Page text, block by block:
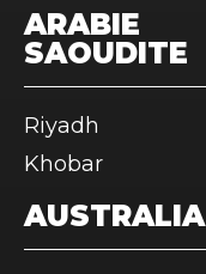
ARABIE
SAOUDITE
Riyadh
Khobar
AUSTRALIA